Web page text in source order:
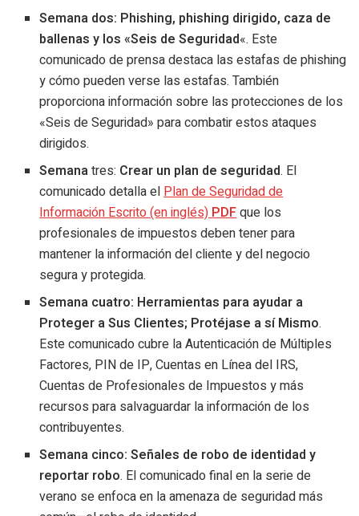
Semana dos: Phishing, phishing dirigido, caza de
ballenas y los «Seis de Seguridad«. Este
comunicado de prensa destaca las estafas de phishing
y cómo pueden verse las estafas. También
proporciona información sobre las protecciones de los
«Seis de Seguridad» para combatir estos ataques
dirigidos.
Semanatres: Crear un plan de seguridad. El
comunicado detalla elPlan de Seguridad de
Información Escrito (en inglés)PDFque los
profesionales de impuestos deben tener para
mantener la información del cliente y del negocio
segura y protegida.
Semana cuatro: Herramientas para ayudar a
Proteger a Sus Clientes; Protéjase a sí Mismo.
Este comunicado cubre la Autenticación de Múltiples
Factores, PIN de IP, Cuentas en Línea del IRS,
Cuentas de Profesionales de Impuestos y más
recursos para salvaguardar la información de los
contribuyentes.
Semana cinco: Señales de robo de identidad y
reportar robo. El comunicado final en la serie de
verano se enfoca en la amenaza de seguridad más